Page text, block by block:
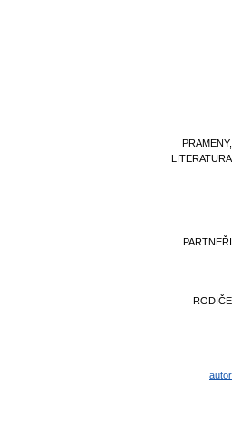
PRAMENY,
LITERATURA
PARTNEŘI
RODIČE
autor